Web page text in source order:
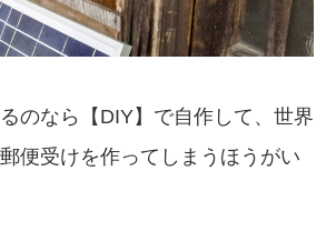
のなら【DIY】で自作して、世界
便受けを作ってしまうほうがい